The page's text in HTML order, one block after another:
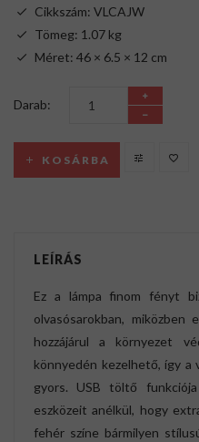
Cikkszám: VLCAJW
Tömeg: 1.07 kg
Méret: 46 × 6.5 × 12 cm
Darab:
KOSÁRBA
LEÍRÁS
Ez a lámpa finom fényt
olvasósarokban, miközben
hozzájárul a környezet
könnyedén kezelhető, így a
gyors. USB töltő
eszközeit anélkül, hogy
fehér színe bármilyen